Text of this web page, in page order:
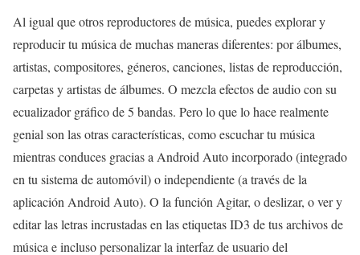
Al igual que otros reproductores de música, puedes explorar y
reproducir tu música de muchas maneras diferentes: por álbumes,
artistas, compositores, géneros, canciones, listas de reproducción,
carpetas y artistas de álbumes. O mezcla efectos de audio con su
ecualizador gráfico de 5 bandas. Pero lo que lo hace realmente
genial son las otras características, como escuchar tu música
mientras conduces gracias a Android Auto incorporado (integrado
en tu sistema de automóvil) o independiente (a través de la
aplicación Android Auto). O la función Agitar, o deslizar, o ver y
editar las letras incrustadas en las etiquetas ID3 de tus archivos de
música e incluso personalizar la interfaz de usuario del